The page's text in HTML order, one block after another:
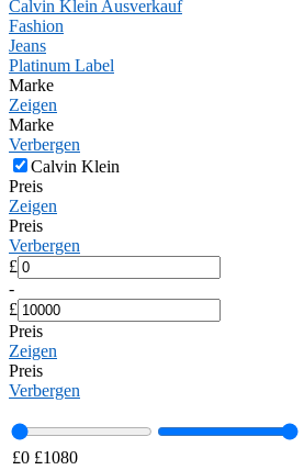
Calvin Klein Ausverkauf
Fashion
Jeans
Platinum Label
Marke
Zeigen
Marke
Verbergen
Calvin Klein
Preis
Zeigen
Preis
Verbergen
£
-
£
Preis
Zeigen
Preis
Verbergen
£0 £1080